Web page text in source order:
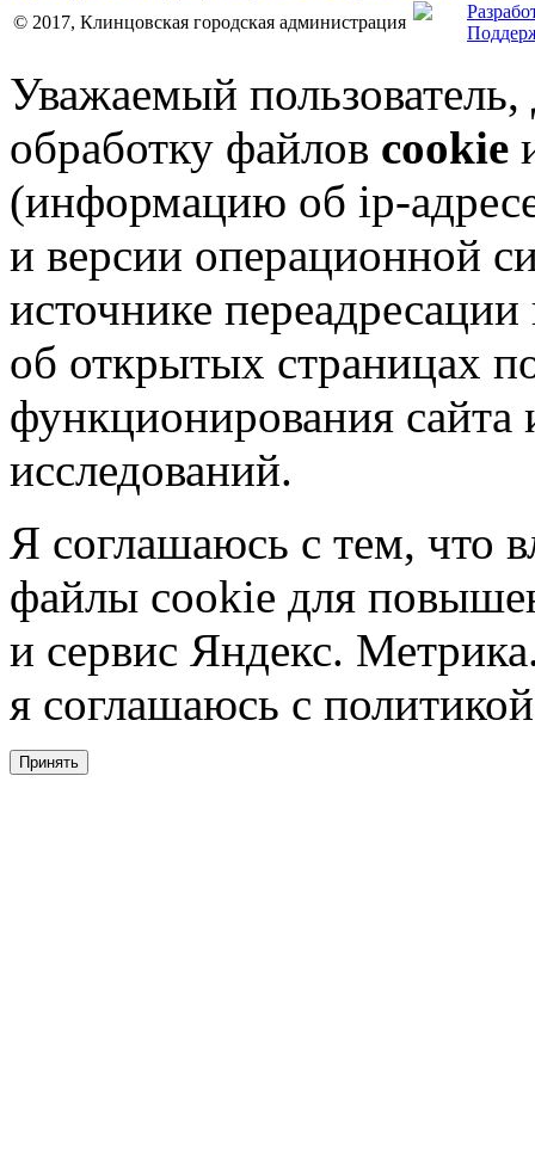
© 2017, Клинцовская городская администрация
Уважаемый
обработку файлов cookie
(информацию об ip-
и версии операционной
источнике переадресации
об открытых страницах
функционирования сайта
исследований.
Я соглашаюсь с тем, что
файлы cookie для
и сервис Яндекс.
я соглашаюсь с
Принять